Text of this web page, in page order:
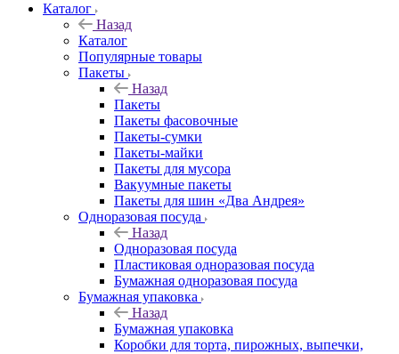
Каталог
Назад
Каталог
Популярные товары
Пакеты
Назад
Пакеты
Пакеты фасовочные
Пакеты-сумки
Пакеты-майки
Пакеты для мусора
Вакуумные пакеты
Пакеты для шин «Два Андрея»
Одноразовая посуда
Назад
Одноразовая посуда
Пластиковая одноразовая посуда
Бумажная одноразовая посуда
Бумажная упаковка
Назад
Бумажная упаковка
Коробки для торта, пирожных, выпечки,